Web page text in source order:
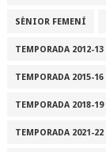
SÈNIOR FEMENÍ
TEMPORADA 2012-13
TEMPORADA 2015-16
TEMPORADA 2018-19
TEMPORADA 2021-22